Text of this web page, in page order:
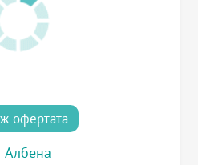
офертата
Албена